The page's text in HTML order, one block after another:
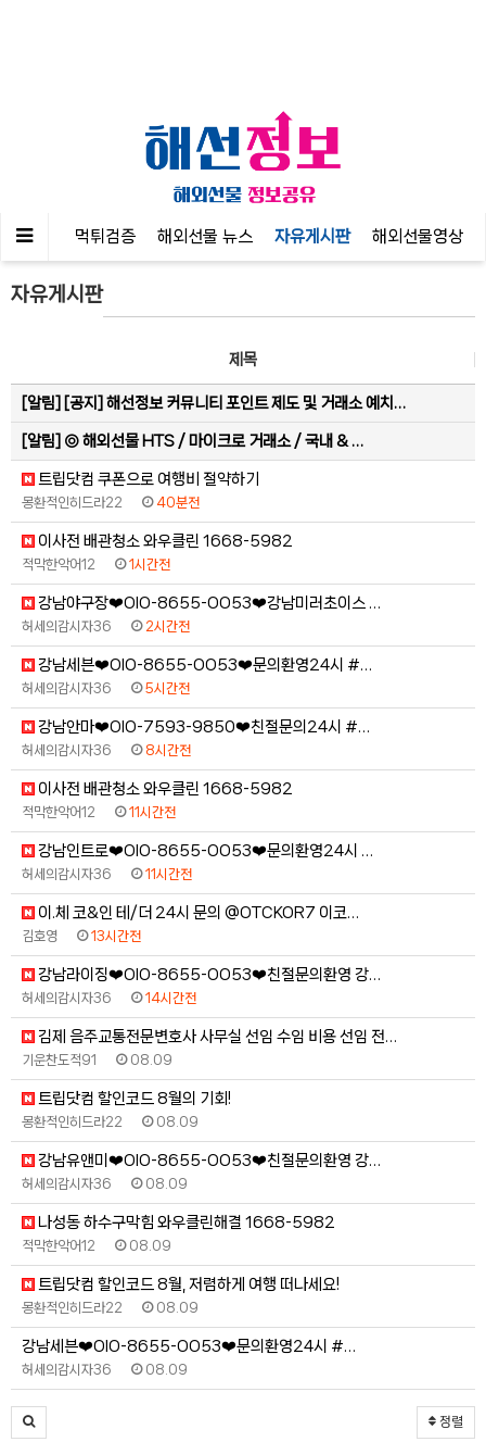
지사항 먹튀검증 해외선물 뉴스 자유게시판 해외선물영상
자유게시판
제목
[알림] [공지] 해선정보 커뮤니티 포인트 제도 및 거래소 예치…
[알림] ◎ 해외선물 HTS / 마이크로 거래소 / 국내 & …
트립닷컴 쿠폰으로 여행비 절약하기
몽환적인히드라22 40분전
이사전 배관청소 와우클린 1668-5982
적막한악어12 1시간전
강남야구장❤️OlO-8655-OO53❤️강남미러초이스 …
허세의감시자36 2시간전
강남세븐❤️OlO-8655-OO53❤️문의환영24시 #…
허세의감시자36 5시간전
강남안마❤️OlO-7593-9850❤️친절문의24시 #…
허세의감시자36 8시간전
이사전 배관청소 와우클린 1668-5982
적막한악어12 11시간전
강남인트로❤️OlO-8655-OO53❤️문의환영24시 …
허세의감시자36 11시간전
이.체 코&인 테/더 24시 문의 @OTCKOR7 이코…
김호영 13시간전
강남라이징❤️OlO-8655-OO53❤️친절문의환영 강…
허세의감시자36 14시간전
김제 음주교통전문변호사 사무실 선임 수임 비용 선임 전…
기운찬도적91 08.09
트립닷컴 할인코드 8월의 기회!
몽환적인히드라22 08.09
강남유앤미❤️OlO-8655-OO53❤️친절문의환영 강…
허세의감시자36 08.09
나성동 하수구막힘 와우클린해결 1668-5982
적막한악어12 08.09
트립닷컴 할인코드 8월, 저렴하게 여행 떠나세요!
몽환적인히드라22 08.09
강남세븐❤️OlO-8655-OO53❤️문의환영24시 #…
허세의감시자36 08.09
정렬